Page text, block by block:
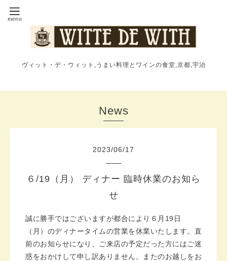
ヴィット・デ・ウィット,うまい料理とワインの食堂,京都,宇治
News
2023/06/17
６/19（月） ディナー 臨時休業のお知ら
せ
誠に勝手ではございますが都合により６月19日
（月）のディナータイムの営業を休業いたします。直
前のお知らせになり、ご来店の予定だった方にはご迷
惑をおかけして申し訳ありません。またのお越しをお